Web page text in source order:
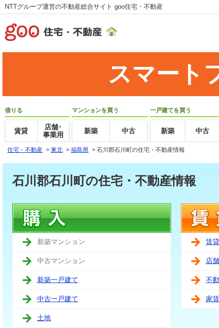
NTTグループ運営の不動産総合サイト goo住宅・不動産
スマート
借りる
賃貸
店舗･
事業用
マンションを買う
新築 中古
一戸建てを買う
新築 中古
住宅・不動産 > 東北 > 福島県 > 石川郡石川町の住宅・不動産情報
石川郡石川町の住宅・不動産情報
新築マンション
中古マンション
新築一戸建て
中古一戸建て
土地
賃
店
不
家